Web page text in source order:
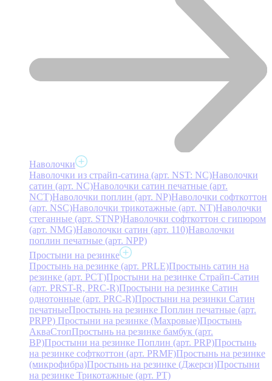
Наволочки
Наволочки из страйп-сатина (арт. NST: NC)Наволочки
сатин (арт. NC)Наволочки сатин печатные (арт.
NCT)Наволочки поплин (арт. NP)Наволочки софткоттон
(арт. NSC)Наволочки трикотажные (арт. NT)Наволочки
стеганные (арт. STNP)Наволочки софткоттон с гипюром
(арт. NMG)Наволочки сатин (арт. 110)Наволочки
поплин печатные (арт. NPP)
Простыни на резинке
Простынь на резинке (арт. PRLE)Простынь сатин на
резинке (арт. PCT)Простыни на резинке Страйп-Сатин
(арт. PRST-R, PRC-R)Простыни на резинке Сатин
однотонные (арт. PRC-R)Простыни на резинки Сатин
печатныеПростынь на резинке Поплин печатные (арт.
PRPP) Простыни на резинке (Махровые)Простынь
АкваСтопПростынь на резинке бамбук (арт.
BP)Простыни на резинке Поплин (арт. PRP)Простынь
на резинке софткоттон (арт. PRMF)Простынь на резинке
(микрофибра)Простынь на резинке (Джерси)Простыни
на резинке Трикотажные (арт. РТ)